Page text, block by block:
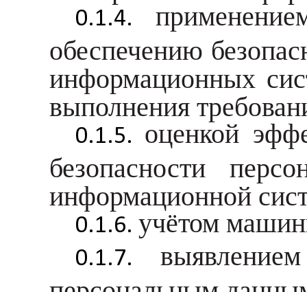
обеспечению
информационных
выполнения
оценкой
безопасности
информационной
учётом